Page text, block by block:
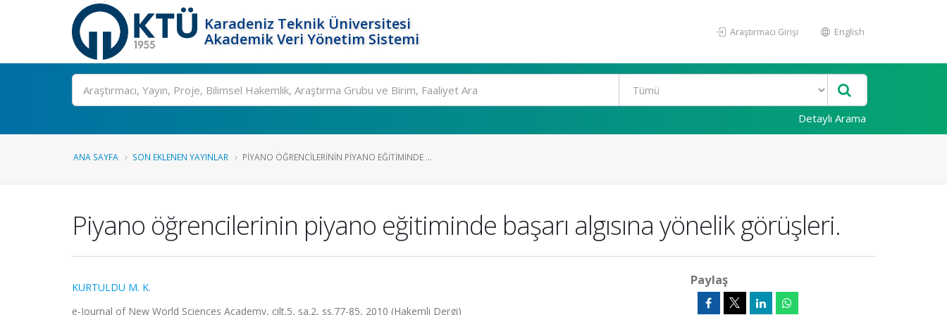
Karadeniz Teknik Üniversitesi
Akademik Veri Yönetim Sistemi
Araştırmacı Girişi English
Ara
Detaylı Arama
ANA SAYFA SON EKLENEN YAYINLAR PIYANO ÖĞRENCILERININ PIYANO EĞITIMINDE ...
Piyano öğrencilerinin piyano eğitiminde başarı algısına yönelik görüşleri.
KURTULDU M. K.
e-Journal of New World Sciences Academy, cilt.5, sa.2, ss.77-85, 2010 (Hakemli Dergi)
Paylaş